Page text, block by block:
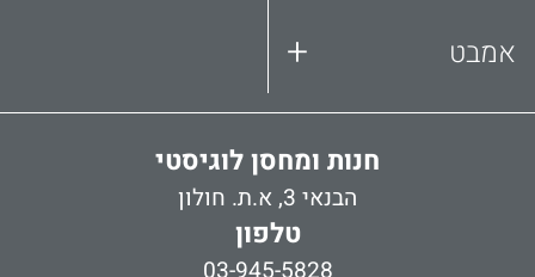
אמבט +
חנות ומחסן לוגיסטי
הבנאי 3, א.ת. חולון
טלפון